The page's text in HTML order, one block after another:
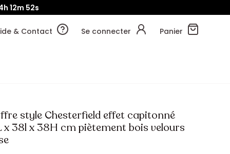
12m 50s
& Contact Se connecter Panier
style Chesterfield effet capitonné
x 38l x 38H cm piètement bois velours